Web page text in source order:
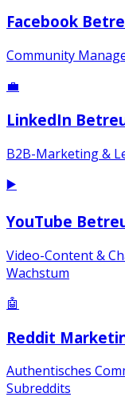
Facebook
Community
💼
LinkedIn
B2B-Marketing &
▶️
YouTube
Video-Content &
Wachstum
🤖
Reddit
Authentisches
Subreddits